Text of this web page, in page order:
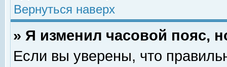
Вернуться наверх
» Я изменил часовой пояс,
Если вы уверены, что